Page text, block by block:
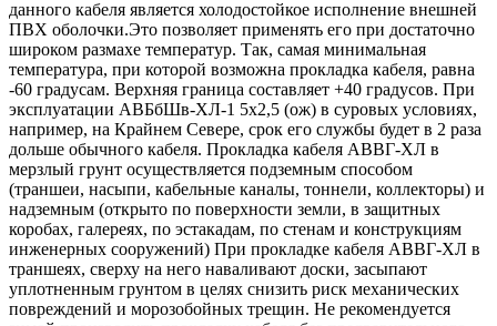
данного кабеля является холодостойкое исполнение внешней
ПВХ оболочки.Это позволяет применять его при достаточно
широком размахе температур. Так, самая минимальная
температура, при которой возможна прокладка кабеля, равна
-60 градусам. Верхняя граница составляет +40 градусов. При
эксплуатации АВБбШв-ХЛ-1 5х2,5 (ож) в суровых условиях,
например, на Крайнем Севере, срок его службы будет в 2 раза
дольше обычного кабеля. Прокладка кабеля АВВГ-ХЛ в
мерзлый грунт осуществляется подземным способом
(траншеи, насыпи, кабельные каналы, тоннели, коллекторы) и
надземным (открыто по поверхности земли, в защитных
коробах, галереях, по эстакадам, по стенам и конструкциям
инженерных сооружений) При прокладке кабеля АВВГ-ХЛ в
траншеях, сверху на него наваливают доски, засыпают
уплотненным грунтом в целях снизить риск механических
повреждений и морозобойных трещин. Не рекомендуется